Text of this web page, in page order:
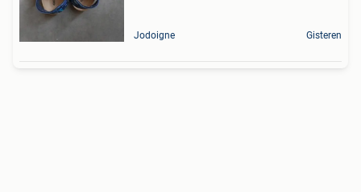
Jodoigne Gisteren